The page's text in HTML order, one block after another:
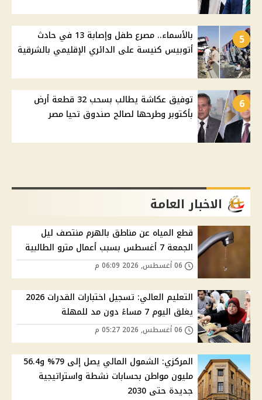
5
بالأسماء.. مصرع طفل وإصابة 13 في حادث
أتوبيس كنيسة على الدائري الإقليمي بالشرقية
6
توفيق عكاشة يطالب بسحب 32 قطعة أرض
بأكتوبر وطرحها لصالح صندوق تحيا مصر
الاخبار العامة
قطع المياه عن مناطق بالهرم منتصف ليل
الجمعة 7 أغسطس بسبب أعمال مترو الطالبية
التعليم العالي: تسجيل اختبارات القدرات 2026
يغلق اليوم 7 مساءً دون مد للمهلة
المركزي: الشمول المالي يصل إلى 79% و56.4
مليون مواطن بحسابات نشطة واستراتيجية
جديدة حتى 2030